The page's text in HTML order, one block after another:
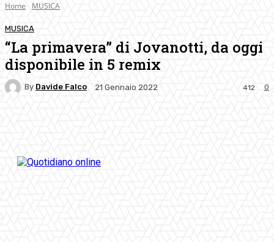
Home MUSICA
MUSICA
“La primavera” di Jovanotti, da oggi
disponibile in 5 remix
By Davide Falco 21 Gennaio 2022 0
412